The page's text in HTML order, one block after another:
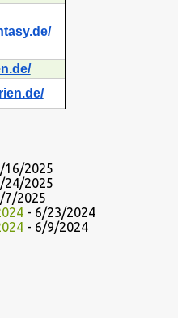
16/2025
24/2025
7/2025
- 6/23/2024
- 6/9/2024